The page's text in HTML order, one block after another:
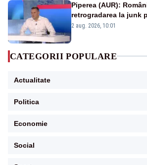
Piperea (AUR):
retrogradarea la junk
catastrofă pentru
2 aug. 2026, 10:01
CATEGORII POPULARE
Actualitate
Politica
Economie
Social